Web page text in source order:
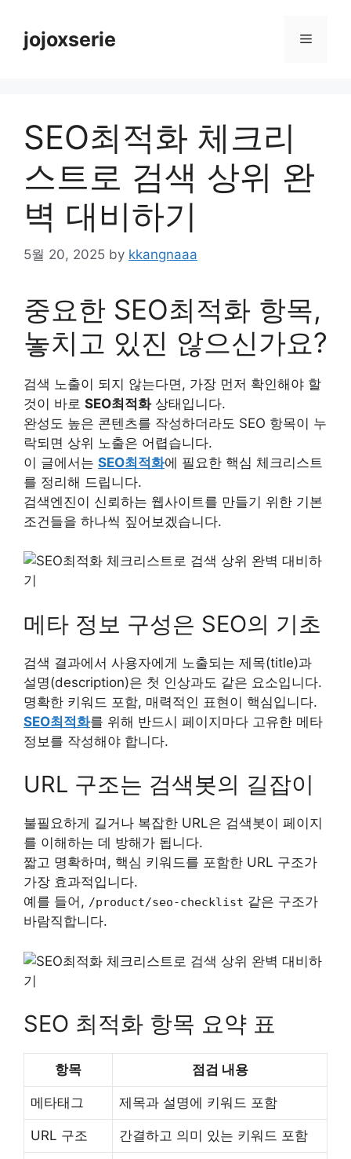
contentjojoxserie Menu
SEO최적화 체크리
스트로 검색 상위 완
벽 대비하기
5월 20, 2025 by kkangnaaa
중요한 SEO최적화 항목,
놓치고 있진 않으신가요?
검색 노출이 되지 않는다면, 가장 먼저 확인해야 할
것이 바로 SEO최적화상태입니다.
완성도 높은 콘텐츠를 작성하더라도 SEO 항목이 누
락되면 상위 노출은 어렵습니다.
이 글에서는 SEO최적화에 필요한 핵심 체크리스트
를 정리해 드립니다.
검색엔진이 신뢰하는 웹사이트를 만들기 위한 기본
조건들을 하나씩 짚어보겠습니다.
메타 정보 구성은 SEO의 기초
검색 결과에서 사용자에게 노출되는 제목(title)과
설명(description)은 첫 인상과도 같은 요소입니다.
명확한 키워드 포함, 매력적인 표현이 핵심입니다.
SEO최적화를 위해 반드시 페이지마다 고유한 메타
정보를 작성해야 합니다.
URL 구조는 검색봇의 길잡이
불필요하게 길거나 복잡한 URL은 검색봇이 페이지
를 이해하는 데 방해가 됩니다.
짧고 명확하며, 핵심 키워드를 포함한 URL 구조가
가장 효과적입니다.
예를 들어, /product/seo-checklist 같은 구조가
바람직합니다.
SEO 최적화 항목 요약 표
항목 점검 내용
메타태그 제목과 설명에 키워드 포함
URL 구조 간결하고 의미 있는 키워드 포함